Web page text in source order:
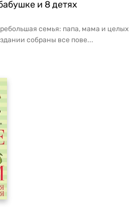
и 8 детях
семья: папа, мама и целых
собраны все пове...